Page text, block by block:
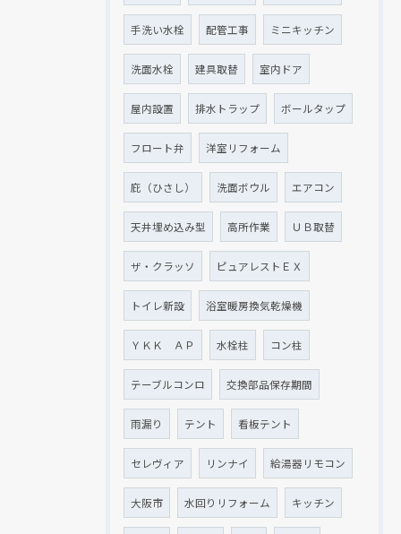
手洗い水栓 配管工事 ミニキッチン
洗面水栓 建具取替 室内ドア
屋内設置 排水トラップ ボールタップ
フロート弁 洋室リフォーム
庇（ひさし） 洗面ボウル エアコン
天井埋め込み型 高所作業 ＵＢ取替
ザ・クラッソ ピュアレストＥＸ
トイレ新設 浴室暖房換気乾燥機
ＹＫＫ ＡＰ 水栓柱 コン柱
テーブルコンロ 交換部品保存期間
雨漏り テント 看板テント
セレヴィア リンナイ 給湯器リモコン
大阪市 水回りリフォーム キッチン